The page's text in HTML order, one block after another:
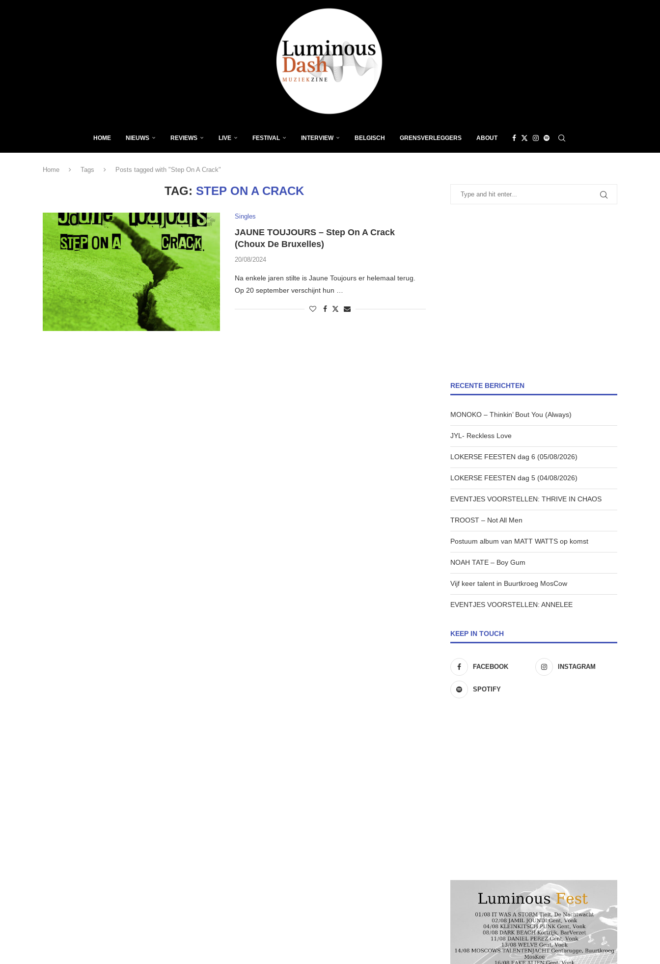
HOME NIEUWS REVIEWS LIVE FESTIVAL INTERVIEW BELGISCH GRENSVERLEGGERS ABOUT
Home Tags Posts tagged with "Step On A Crack"
TAG: STEP ON A CRACK
Singles
JAUNE TOUJOURS – Step On A Crack
(Choux De Bruxelles)
20/08/2024
Na enkele jaren stilte is Jaune Toujours er helemaal terug.
Op 20 september verschijnt hun …
RECENTE BERICHTEN
MONOKO – Thinkin’ Bout You (Always)
JYL- Reckless Love
LOKERSE FEESTEN dag 6 (05/08/2026)
LOKERSE FEESTEN dag 5 (04/08/2026)
EVENTJES VOORSTELLEN: THRIVE IN CHAOS
TROOST – Not All Men
Postuum album van MATT WATTS op komst
NOAH TATE – Boy Gum
Vijf keer talent in Buurtkroeg MosCow
EVENTJES VOORSTELLEN: ANNELEE
KEEP IN TOUCH
FACEBOOK INSTAGRAM
SPOTIFY